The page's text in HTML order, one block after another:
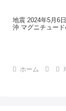
地震 2024年5月6
沖 マグニチュー
ホーム